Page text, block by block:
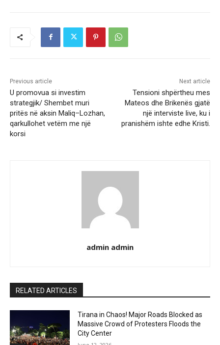
Previous article
U promovua si investim
strategjik/ Shembet muri
pritës në aksin Maliq–Lozhan,
qarkullohet vetëm me një
korsi
Next article
Tensioni shpërtheu mes
Mateos dhe Brikenës gjatë
një interviste live, ku i
pranishëm ishte edhe Kristi.
admin admin
RELATED ARTICLES
Tirana in Chaos! Major Roads Blocked as
Massive Crowd of Protesters Floods the
City Center